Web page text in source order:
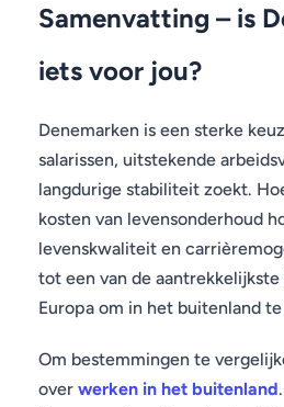
Samenvatting – is
iets voor jou?
Denemarken is een sterke
salarissen, uitstekende
langdurige stabiliteit zoekt.
kosten van levensonderhoud
levenskwaliteit en
tot een van de
Europa om in het buitenland
Om bestemmingen te
over werken in het buitenland.